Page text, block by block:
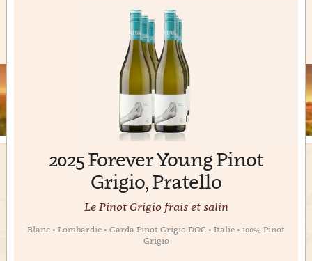
2025 Forever Young Pinot
Grigio, Pratello
Le Pinot Grigio frais et salin
Blanc • Lombardie • Garda Pinot Grigio DOC • Italie • 100% Pinot
Grigio